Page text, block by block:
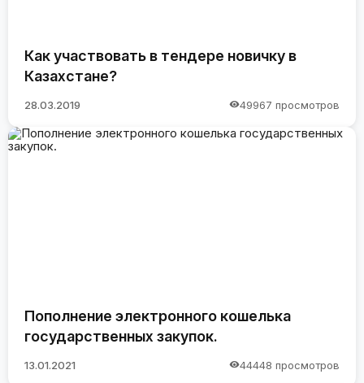
Как участвовать в тендере новичку в
Казахстане?
28.03.2019 49967 просмотров
Пополнение электронного кошелька
государственных закупок.
13.01.2021 44448 просмотров